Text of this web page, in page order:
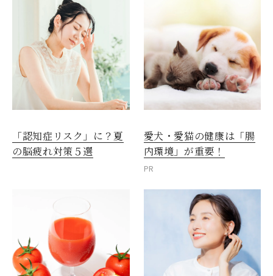
「認知症リスク」に？夏
の脳疲れ対策５選
愛犬・愛猫の健康は「腸
内環境」が重要！
PR